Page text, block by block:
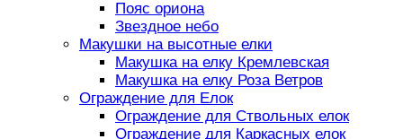
Пояс ориона
Звездное небо
Макушки на высотные елки
Макушка на елку Кремлевская
Макушка на елку Роза Ветров
Ограждение для Елок
Ограждение для Ствольных елок
Ограждение для Каркасных елок